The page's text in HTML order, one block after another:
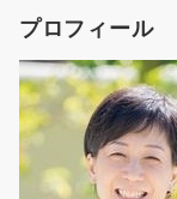
プロフィール